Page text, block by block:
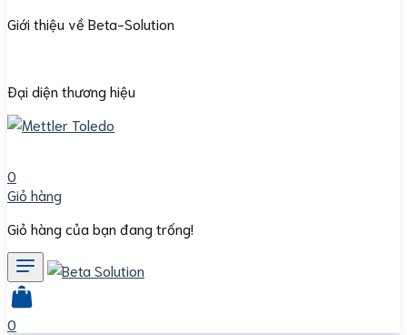
Giới thiệu về Beta-Solution
Đại diện thương hiệu
0
Giỏ hàng
Giỏ hàng của bạn đang trống!
0